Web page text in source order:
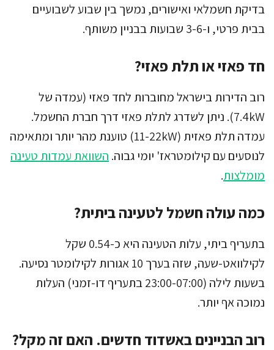
בדיקת חשמלאי ואישורים, נמשך בין שבוע לשבועיים
בבית פרטי, ו-3-6 שבועות בבניין משותף.
חד פאזי או תלת פאזי?
רוב הדירות בישראל מחוברות לחד פאזי (עמדה של
7.4kW). ניתן לשדרג לתלת פאזי דרך חברת החשמל.
עמדה תלת פאזית (11-22kW) טוענת מהר יותר ומתאימה
לנוסעים עם קילומטראז' יומי גבוה. השוואת עמדות טעינה
מומלצות.
כמה עולה חשמל לטעינה ביתית?
בתעריף ביתי, עלות הטעינה היא כ-0.54 שקל
לקילוואט-שעה, שזה בערך 10 אגורות לקילומטר נסיעה.
בשעות לילה (23:00-07:00 בתעריף דו-זמני) העלות
נמוכה אף יותר.
רוב הבניינים באשדוד חדשים. האם זה מקל?